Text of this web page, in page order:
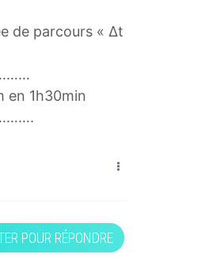
de parcours « Δt
en 1h30min
POUR RÉPONDRE